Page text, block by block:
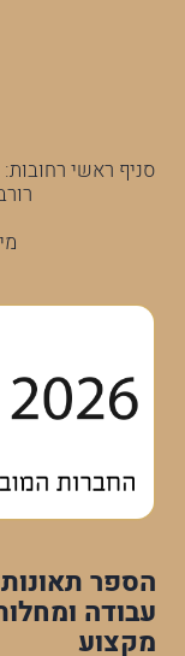
הספר תאונות
עבודה
מקצוע